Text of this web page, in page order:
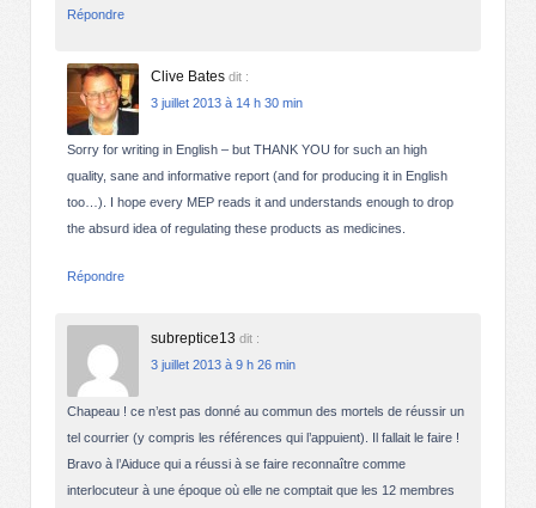
Répondre
Clive Bates dit :
3 juillet 2013 à 14 h 30 min
Sorry for writing in English – but THANK YOU for such an high
quality, sane and informative report (and for producing it in English
too…). I hope every MEP reads it and understands enough to drop
the absurd idea of regulating these products as medicines.
Répondre
subreptice13 dit :
3 juillet 2013 à 9 h 26 min
Chapeau ! ce n’est pas donné au commun des mortels de réussir un
tel courrier (y compris les références qui l’appuient). Il fallait le faire !
Bravo à l’Aiduce qui a réussi à se faire reconnaître comme
interlocuteur à une époque où elle ne comptait que les 12 membres